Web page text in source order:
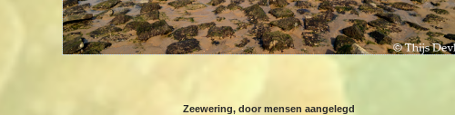
Zeewering, door mensen aangelegd